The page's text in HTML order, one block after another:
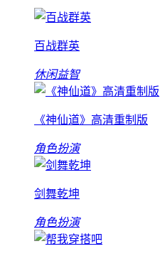
百战群英
休闲益智
《神仙道》高清重制版
角色扮演
剑舞乾坤
角色扮演